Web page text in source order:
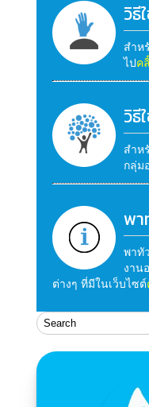
วิธี
สำห
ไปค
วิธี
สำห
กลุ่ม
พา
พาทั
งาน
ต่างๆ ที่มีในเว็บไซต์